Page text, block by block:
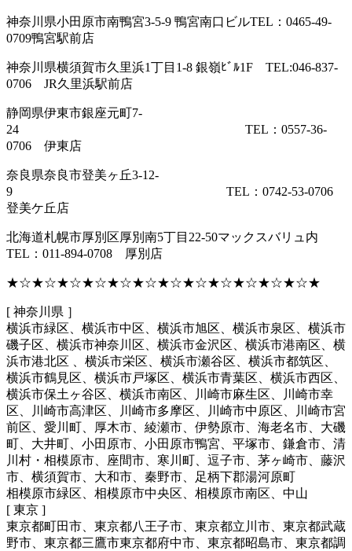
神奈川県小田原市南鴨宮3-5-9 鴨宮南口ビルTEL：0465-49-
0709鴨宮駅前店
神奈川県横須賀市久里浜1丁目1-8 銀嶺ﾋﾞﾙ1F TEL:046-837-
0706 JR久里浜駅前店
静岡県伊東市銀座元町7-
24 TEL：0557-36-
0706 伊東店
奈良県奈良市登美ヶ丘3-12-
9 TEL：0742-53-0706
登美ケ丘店
北海道札幌市厚別区厚別南5丁目22-50マックスバリュ内
TEL：011-894-0708 厚別店
★☆★☆★☆★☆★☆★☆★☆★☆★☆★☆★☆★☆★
[ 神奈川県 ］
横浜市緑区、横浜市中区、横浜市旭区、横浜市泉区、横浜市
磯子区、横浜市神奈川区、横浜市金沢区、横浜市港南区、横
浜市港北区 、横浜市栄区、横浜市瀬谷区、横浜市都筑区、
横浜市鶴見区、横浜市戸塚区、横浜市青葉区、横浜市西区、
横浜市保土ヶ谷区、横浜市南区、川崎市麻生区、川崎市幸
区、川崎市高津区、川崎市多摩区、川崎市中原区、川崎市宮
前区、愛川町、厚木市、綾瀬市、伊勢原市、海老名市、大磯
町、大井町、小田原市、小田原市鴨宮、平塚市、鎌倉市、清
川村・相模原市、座間市、寒川町、逗子市、茅ヶ崎市、藤沢
市、横須賀市、大和市、秦野市、足柄下郡湯河原町
相模原市緑区、相模原市中央区、相模原市南区、中山
[ 東京 ]
東京都町田市、東京都八王子市、東京都立川市、東京都武蔵
野市、東京都三鷹市東京都府中市、東京都昭島市、東京都調